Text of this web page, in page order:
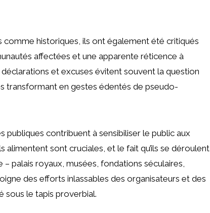
historiques, ils ont également été critiqués
affectées et une apparente réticence à
et excuses évitent souvent la question
transformant en gestes édentés de pseudo-
publiques contribuent à sensibiliser le public aux
alimentent sont cruciales, et le fait qu’ils se déroulent
palais royaux, musées, fondations séculaires,
des efforts inlassables des organisateurs et des
sous le tapis proverbial.